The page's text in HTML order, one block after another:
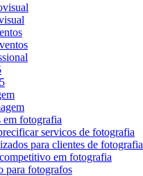
em fotografia
servicos de fotografia
para clientes de fotografia
em fotografia
para fotografos